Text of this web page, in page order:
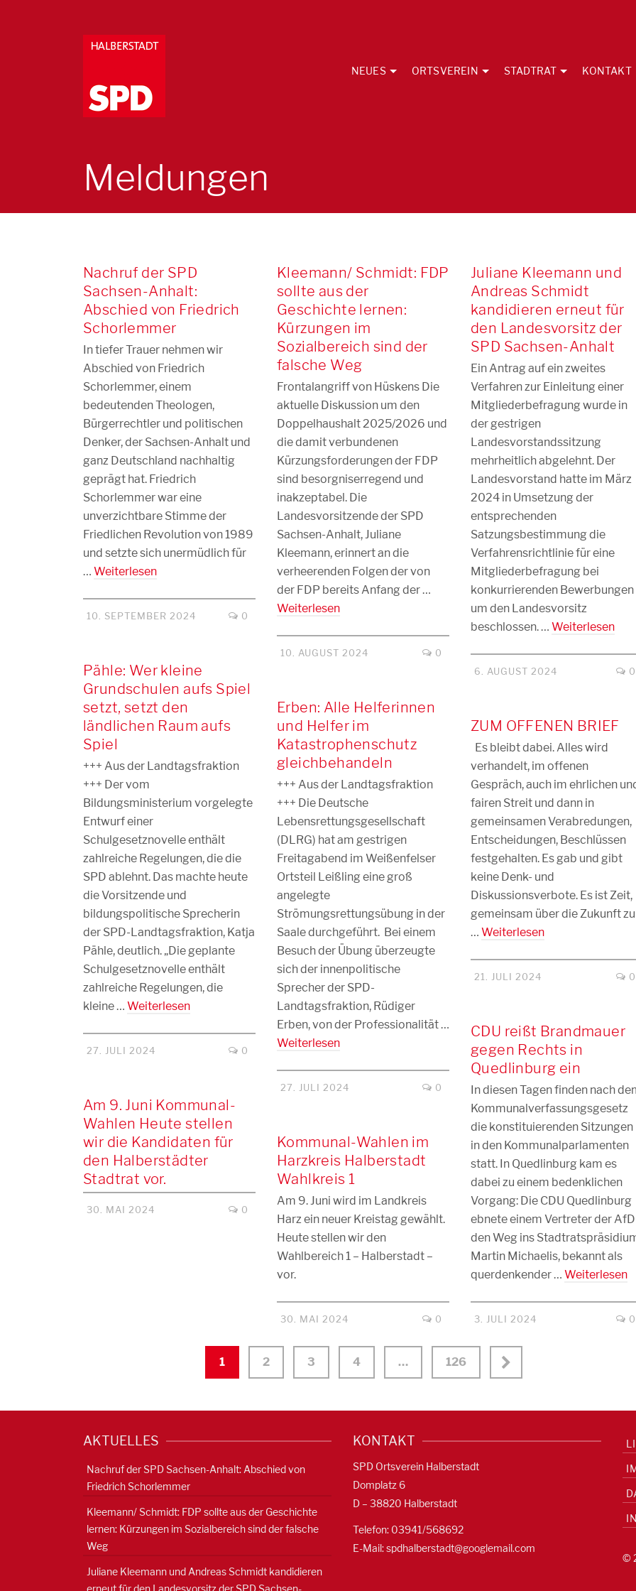
NEUES ORTSVEREIN STADTRAT KONTAKT
Meldungen
Nachruf der SPD
Sachsen-Anhalt:
Abschied von Friedrich
Schorlemmer
In tiefer Trauer nehmen wir
Abschied von Friedrich
Schorlemmer, einem
bedeutenden Theologen,
Bürgerrechtler und politischen
Denker, der Sachsen-Anhalt und
ganz Deutschland nachhaltig
geprägt hat. Friedrich
Schorlemmer war eine
unverzichtbare Stimme der
Friedlichen Revolution von 1989
und setzte sich unermüdlich für
… Weiterlesen
10. SEPTEMBER 2024 0
Kleemann/ Schmidt: FDP
sollte aus der
Geschichte lernen:
Kürzungen im
Sozialbereich sind der
falsche Weg
Frontalangriff von Hüskens Die
aktuelle Diskussion um den
Doppelhaushalt 2025/2026 und
die damit verbundenen
Kürzungsforderungen der FDP
sind besorgniserregend und
inakzeptabel. Die
Landesvorsitzende der SPD
Sachsen-Anhalt, Juliane
Kleemann, erinnert an die
verheerenden Folgen der von
der FDP bereits Anfang der …
Weiterlesen
10. AUGUST 2024 0
Juliane Kleemann und
Andreas Schmidt
kandidieren erneut für
den Landesvorsitz der
SPD Sachsen-Anhalt
Ein Antrag auf ein zweites
Verfahren zur Einleitung einer
Mitgliederbefragung wurde in
der gestrigen
Landesvorstandssitzung
mehrheitlich abgelehnt. Der
Landesvorstand hatte im März
2024 in Umsetzung der
entsprechenden
Satzungsbestimmung die
Verfahrensrichtlinie für eine
Mitgliederbefragung bei
konkurrierenden Bewerbungen
um den Landesvorsitz
beschlossen. … Weiterlesen
6. AUGUST 2024 0
Pähle: Wer kleine
Grundschulen aufs Spiel
setzt, setzt den
ländlichen Raum aufs
Spiel
+++ Aus der Landtagsfraktion
+++ Der vom
Bildungsministerium vorgelegte
Entwurf einer
Schulgesetznovelle enthält
zahlreiche Regelungen, die die
SPD ablehnt. Das machte heute
die Vorsitzende und
bildungspolitische Sprecherin
der SPD-Landtagsfraktion, Katja
Pähle, deutlich. „Die geplante
Schulgesetznovelle enthält
zahlreiche Regelungen, die
kleine … Weiterlesen
27. JULI 2024 0
Erben: Alle Helferinnen
und Helfer im
Katastrophenschutz
gleichbehandeln
+++ Aus der Landtagsfraktion
+++ Die Deutsche
Lebensrettungsgesellschaft
(DLRG) hat am gestrigen
Freitagabend im Weißenfelser
Ortsteil Leißling eine groß
angelegte
Strömungsrettungsübung in der
Saale durchgeführt. Bei einem
Besuch der Übung überzeugte
sich der innenpolitische
Sprecher der SPD-
Landtagsfraktion, Rüdiger
Erben, von der Professionalität …
Weiterlesen
27. JULI 2024 0
ZUM OFFENEN BRIEF
Es bleibt dabei. Alles wird
verhandelt, im offenen
Gespräch, auch im ehrlichen
fairen Streit und dann in
gemeinsamen Verabredungen,
Entscheidungen, Beschlüssen
festgehalten. Es gab und gibt
keine Denk- und
Diskussionsverbote. Es ist Zeit,
gemeinsam über die Zukunft zu
… Weiterlesen
21. JULI 2024 0
CDU reißt Brandmauer
gegen Rechts in
Quedlinburg ein
In diesen Tagen finden nach
Kommunalverfassungsgesetz
die konstituierenden Sitzungen
in den Kommunalparlamenten
statt. In Quedlinburg kam es
dabei zu einem bedenklichen
Vorgang: Die CDU Quedlinburg
ebnete einem Vertreter der AfD
den Weg ins
Martin Michaelis, bekannt als
querdenkender … Weiterlesen
3. JULI 2024 0
Am 9. Juni Kommunal-
Wahlen Heute stellen
wir die Kandidaten für
den Halberstädter
Stadtrat vor.
30. MAI 2024 0
Kommunal-Wahlen im
Harzkreis Halberstadt
Wahlkreis 1
Am 9. Juni wird im Landkreis
Harz ein neuer Kreistag gewählt.
Heute stellen wir den
Wahlbereich 1 – Halberstadt –
vor.
30. MAI 2024 0
1 2 3 4 … 126
AKTUELLES
Nachruf der SPD Sachsen-Anhalt: Abschied von
Friedrich Schorlemmer
Kleemann/ Schmidt: FDP sollte aus der Geschichte
lernen: Kürzungen im Sozialbereich sind der falsche
Weg
Juliane Kleemann und Andreas Schmidt kandidieren
erneut für den Landesvorsitz der SPD Sachsen-
KONTAKT
SPD Ortsverein Halberstadt
Domplatz 6
D – 38820 Halberstadt
Telefon: 03941/568692
E-Mail:spdhalberstadt@googlemail.com
©